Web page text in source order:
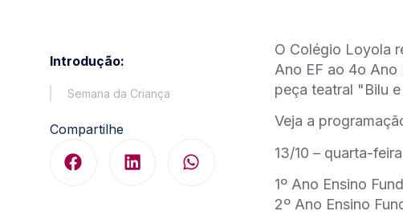
Introdução:
Semana da Criança
Compartilhe
O Colégio Loyola
Ano EF ao 4o Ano
peça teatral "Bilu
Veja a
13/10 – quarta-feira
1º Ano Ensino
2º Ano Ensino